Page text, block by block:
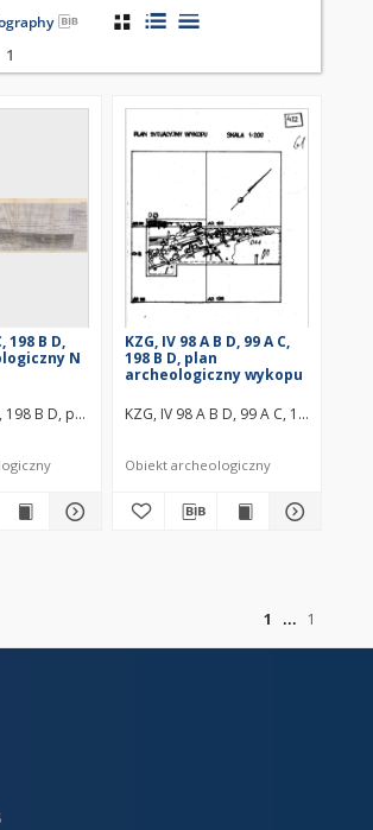
1
198 B D,
N
198 B D, profil archeologiczny N wykopu
KZG, IV 98 A B D, 99 A C,
198 B D, plan
archeologiczny wykopu
KZG, IV 98 A B D, 99 A C, 198 B D,
Obiekt archeologiczny
1
1